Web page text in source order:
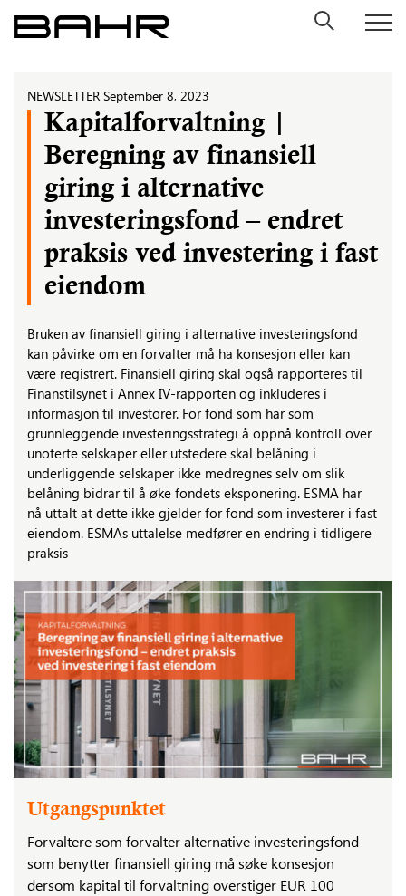
Skip
to
NEWSLETTER September 8, 2023
Kapitalforvaltning |
Beregning av finansiell
giring i alternative
investeringsfond – endret
praksis ved investering i fast
eiendom
Bruken av finansiell giring i alternative investeringsfond
kan påvirke om en forvalter må ha konsesjon eller kan
være registrert. Finansiell giring skal også rapporteres til
Finanstilsynet i Annex IV-rapporten og inkluderes i
informasjon til investorer. For fond som har som
grunnleggende investeringsstrategi å oppnå kontroll over
unoterte selskaper eller utstedere skal belåning i
underliggende selskaper ikke medregnes selv om slik
belåning bidrar til å øke fondets eksponering. ESMA har
nå uttalt at dette ikke gjelder for fond som investerer i fast
eiendom. ESMAs uttalelse medfører en endring i tidligere
praksis
Utgangspunktet
Forvaltere som forvalter alternative investeringsfond
som benytter finansiell giring må søke konsesjon
dersom kapital til forvaltning overstiger EUR 100